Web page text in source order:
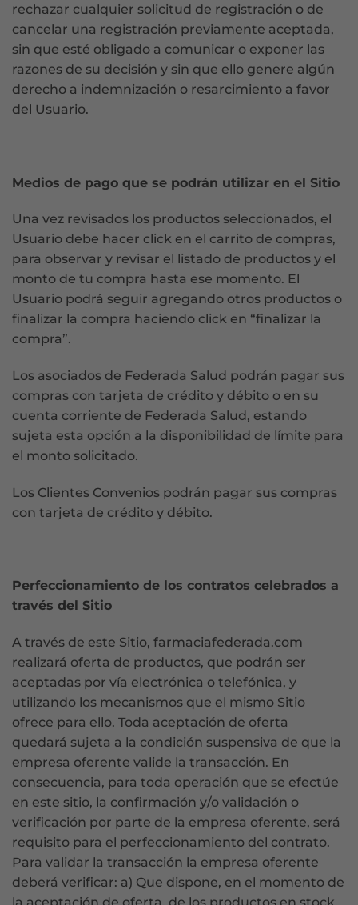
rechazar cualquier solicitud de registración o de
cancelar una registración previamente aceptada,
sin que esté obligado a comunicar o exponer las
razones de su decisión y sin que ello genere algún
derecho a indemnización o resarcimiento a favor
del Usuario.
Medios de pago que se podrán utilizar en el Sitio
Una vez revisados los productos seleccionados, el
Usuario debe hacer click en el carrito de compras,
para observar y revisar el listado de productos y el
monto de tu compra hasta ese momento. El
Usuario podrá seguir agregando otros productos o
finalizar la compra haciendo click en “finalizar la
compra”.
Los asociados de Federada Salud podrán pagar sus
compras con tarjeta de crédito y débito o en su
cuenta corriente de Federada Salud, estando
sujeta esta opción a la disponibilidad de límite para
el monto solicitado.
Los Clientes Convenios podrán pagar sus compras
con tarjeta de crédito y débito.
Perfeccionamiento de los contratos celebrados a
través del Sitio
A través de este Sitio, farmaciafederada.com
realizará oferta de productos, que podrán ser
aceptadas por vía electrónica o telefónica, y
utilizando los mecanismos que el mismo Sitio
ofrece para ello. Toda aceptación de oferta
quedará sujeta a la condición suspensiva de que la
empresa oferente valide la transacción. En
consecuencia, para toda operación que se efectúe
en este sitio, la confirmación y/o validación o
verificación por parte de la empresa oferente, será
requisito para el perfeccionamiento del contrato.
Para validar la transacción la empresa oferente
deberá verificar: a) Que dispone, en el momento de